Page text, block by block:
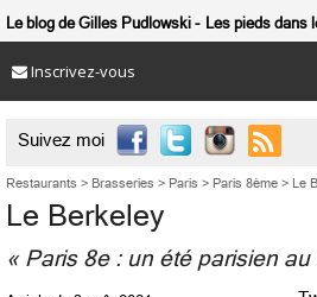
Le blog de Gilles Pudlowski Les pieds dans
Inscrivez-vous
Suivez moi 
Restaurants > Brasseries > Paris > Paris 8ème > Le
Le Berkeley
« Paris 8e : un été parisien